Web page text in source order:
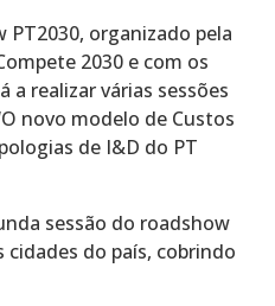
PT2030, organizado pela
2030 e com os
a realizar várias sessões
novo modelo de Custos
de I&D do PT
sessão do roadshow
cidades do país, cobrindo